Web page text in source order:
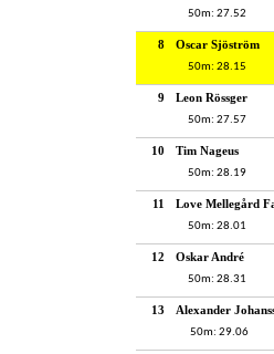
50m: 27.52
8 Oscar Sjöström
50m: 28.15
9 Leon Rössger
50m: 27.57
10 Tim Nageus
50m: 28.19
11 Love Mellegård
50m: 28.01
12 Oskar André
50m: 28.31
13 Alexander
50m: 29.06